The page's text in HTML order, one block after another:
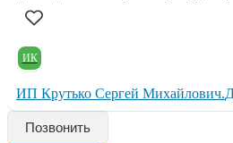
ИК
ИП Крутько Сергей Михайлович.
Позвонить